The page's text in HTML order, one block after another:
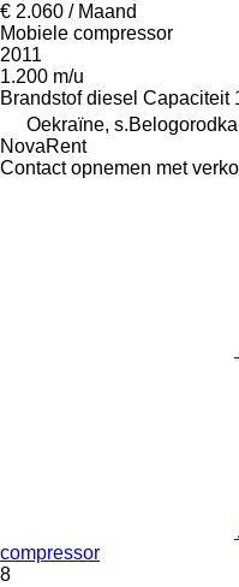
€ 2.060 / Maand
Mobiele compressor
2011
1.200 m/u
Brandstof diesel Capaciteit
Oekraïne, s.Belogorodka
NovaRent
Contact opnemen met
compressor
8